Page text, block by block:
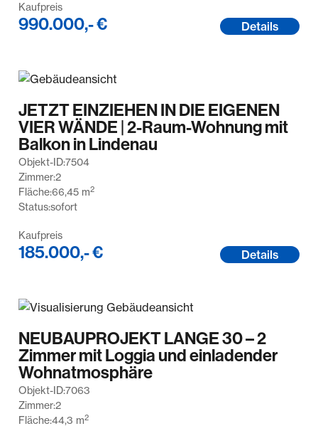
Kaufpreis
990.000,- € Details
JETZT EINZIEHEN IN DIE EIGENEN
VIER WÄNDE | 2-Raum-Wohnung mit
Balkon in Lindenau
Objekt-ID:7504
Zimmer:2
Fläche:66,45 m2
Status:sofort
Kaufpreis
185.000,- € Details
NEUBAUPROJEKT LANGE 30 – 2
Zimmer mit Loggia und einladender
Wohnatmosphäre
Objekt-ID:7063
Zimmer:2
Fläche:44,3 m2